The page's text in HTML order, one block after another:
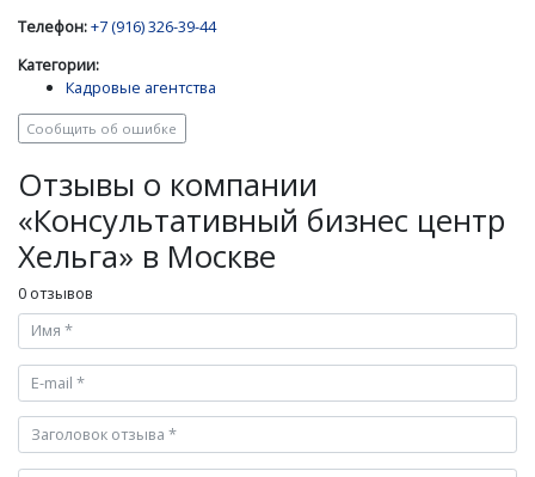
Телефон:+7 (916) 326-39-44
Категории:
Кадровые агентства
Сообщить об ошибке
Отзывы о компании
«Консультативный бизнес центр
Хельга» в Москве
0 отзывов